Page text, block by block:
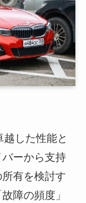
した性能と
ーから支持
有を検討す
障の頻度」